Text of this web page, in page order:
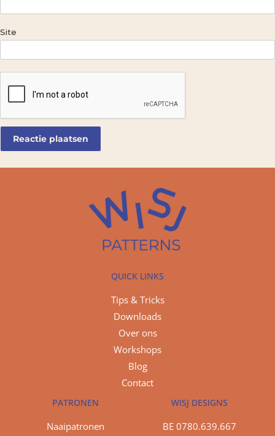
Site
QUICK LINKS
Tips & Tricks
Downloads
Over ons
Workshops
Blog
Contact
PATRONEN
Naaipatronen
WISJ DESIGNS
BE 0780.639.667